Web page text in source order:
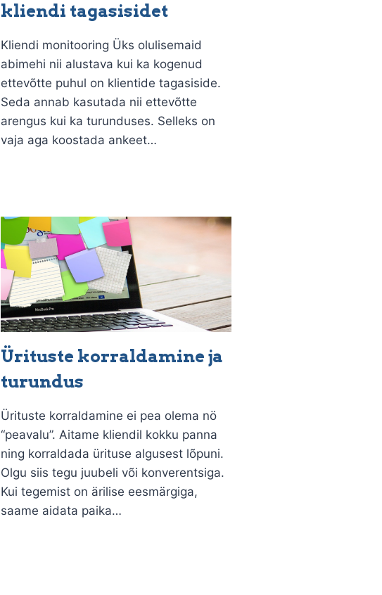
kliendi tagasisidet
Kliendi monitooring Üks olulisemaid
abimehi nii alustava kui ka kogenud
ettevõtte puhul on klientide tagasiside.
Seda annab kasutada nii ettevõtte
arengus kui ka turunduses. Selleks on
vaja aga koostada ankeet…
Ürituste korraldamine ja
turundus
Ürituste korraldamine ei pea olema nö
“peavalu”. Aitame kliendil kokku panna
ning korraldada ürituse algusest lõpuni.
Olgu siis tegu juubeli või konverentsiga.
Kui tegemist on ärilise eesmärgiga,
saame aidata paika…